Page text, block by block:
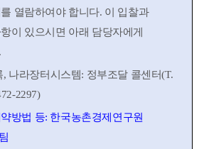
열람하여야 합니다. 이 입찰과
이 있으시면 아래 담당자에게
, 나라장터시스템: 정부조달 콜센터(T.
2297)
방법 등: 한국농촌경제연구원